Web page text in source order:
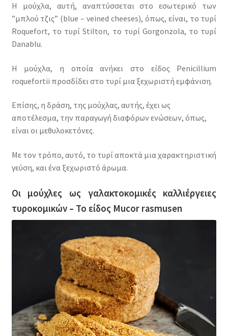
Η μούχλα, αυτή, αναπτύσσεται στο εσωτερικό των
”μπλού τζις” (blue – veined cheeses), όπως, είναι, το τυρί
Roquefort, το τυρί Stilton, το τυρί Gorgonzola, το τυρί
Danablu.
Η μούχλα, η οποία ανήκει στο είδος Penicillium
roquefortii προσδίδει στο τυρί μια ξεχωριστή εμφάνιση.
Επίσης, η δράση, της μούχλας, αυτής, έχει ως
αποτέλεσμα, την παραγωγή διαφόρων ενώσεων, όπως,
είναι οι μεθυλοκετόνες.
Με τον τρόπο, αυτό, το τυρί αποκτά μια χαρακτηριστική
γεύση, και ένα ξεχωριστό άρωμα.
Οι μούχλες ως γαλακτοκομικές καλλιέργειες
τυροκομικών – Το είδος Mucor rasmusen